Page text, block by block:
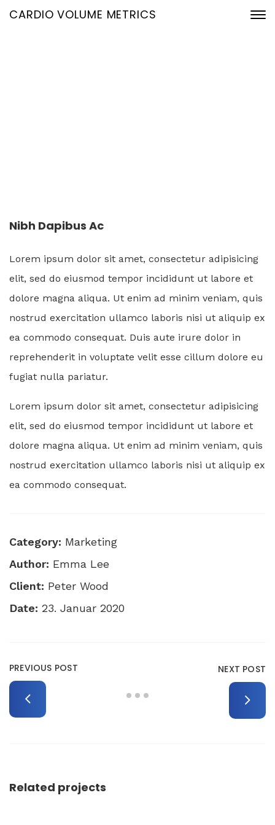
CARDIO VOLUME METRICS
Nibh Dapibus Ac
Lorem ipsum dolor sit amet, consectetur adipisicing
elit, sed do eiusmod tempor incididunt ut labore et
dolore magna aliqua. Ut enim ad minim veniam, quis
nostrud exercitation ullamco laboris nisi ut aliquip ex
ea commodo consequat. Duis aute irure dolor in
reprehenderit in voluptate velit esse cillum dolore eu
fugiat nulla pariatur.
Lorem ipsum dolor sit amet, consectetur adipisicing
elit, sed do eiusmod tempor incididunt ut labore et
dolore magna aliqua. Ut enim ad minim veniam, quis
nostrud exercitation ullamco laboris nisi ut aliquip ex
ea commodo consequat.
Category: Marketing
Author: Emma Lee
Client: Peter Wood
Date: 23. Januar 2020
PREVIOUS POST NEXT POST
Related projects